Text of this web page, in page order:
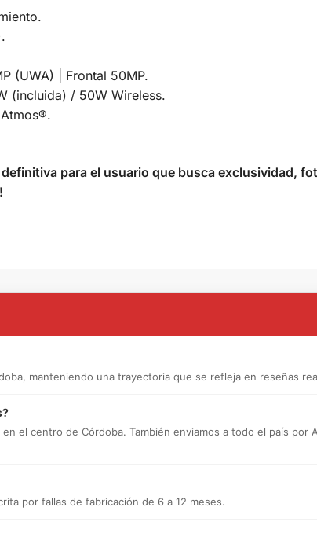
(UWA) | Frontal 50MP.
(incluida) / 50W Wireless.
para el usuario que busca exclusividad,
manteniendo una trayectoria que se refleja en reseñas
el centro de Córdoba. También enviamos a todo el país por
por fallas de fabricación de 6 a 12 meses.